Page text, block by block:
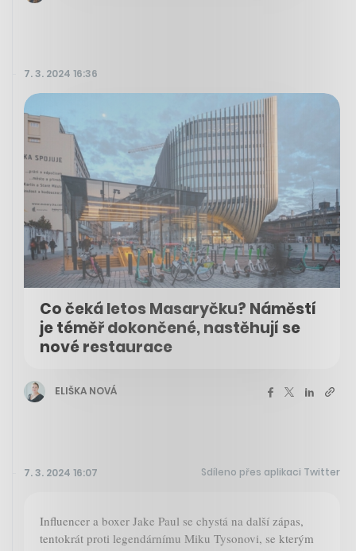
7. 3. 2024 16:36
Co čeká letos Masaryčku? Náměstí
je téměř dokončené, nastěhují se
nové restaurace
ELIŠKA NOVÁ
7. 3. 2024 16:07 Sdíleno přes aplikaci Twitter
Influencer a boxer Jake Paul se chystá na další zápas,
tentokrát proti legendárnímu Miku Tysonovi, se kterým